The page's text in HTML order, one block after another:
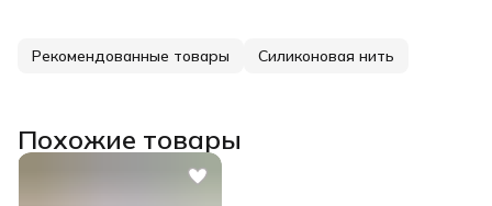
Рекомендованные товары Силиконовая нить
Похожие товары